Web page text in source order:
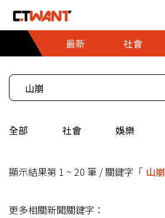
最新
社會
全部 社會 娛樂
顯示結果第 1 ~ 20 筆 / 關鍵字「 山崩
更多相關新聞關鍵字：